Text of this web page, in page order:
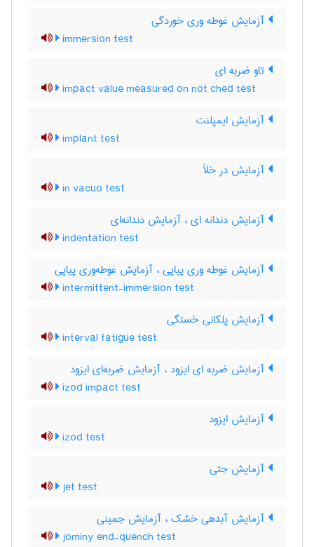
آزمایش غوطه وری خوردگی
immersion test
تاو ضربه ای
impact value measured on not ched test
آزمایش ایمپلنت
implant test
آزمایش در خلأ
in vacuo test
آزمایش دندانه ای ، آزمایش دندانه‌ای
indentation test
آزمایش غوطه وری پیاپی ، آزمایش غوطه‌وری پیاپی
intermittent-immersion test
آزمایش پلکانی خستگی
interval fatigue test
آزمایش ضربه ای ایزود ، آزمایش ضربه‌ای ایزود
izod impact test
آزمایش ایزود
izod test
آزمایش جتی
jet test
آزمایش آبدهی خشک ، آزمایش جمینی
jominy end-quench test